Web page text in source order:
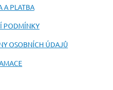
uA PLATBA
PODMÍNKY
OSOBNÍCH ÚDAJŮ